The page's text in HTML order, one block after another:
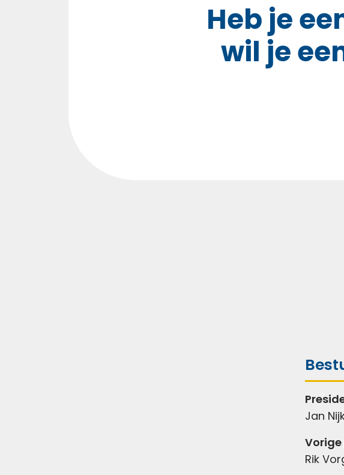
Heb je
wil je
Jan
Rik